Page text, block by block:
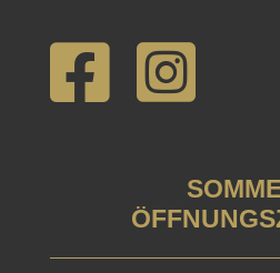
 